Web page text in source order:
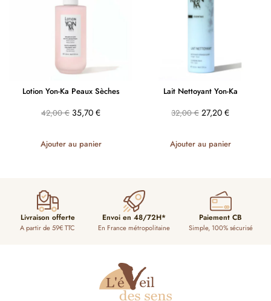
Lotion Yon-Ka Peaux Sèches
42,00€ 35,70 €
Ajouter au panier
Lait Nettoyant Yon-Ka
32,00€ 27,20 €
Ajouter au panier
Livraison offerte
A partir de 59€ TTC
Envoi en 48/72H*
En France métropolitaine
Paiement CB
Simple, 100% sécurisé